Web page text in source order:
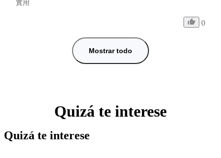
實用
0
Mostrar todo
Quizá te interese
Quizá te interese